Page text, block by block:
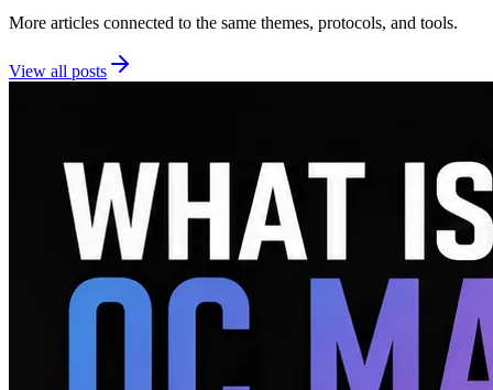
More articles connected to the same themes, protocols, and tools.
View all posts